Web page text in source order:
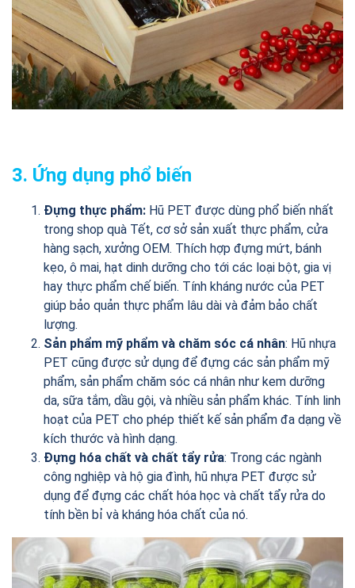
3. Ứng dụng phổ biến
Đựng thực phẩm: Hũ PET được dùng phổ biến nhất
trong shop quà Tết, cơ sở sản xuất thực phẩm, cửa
hàng sạch, xưởng OEM. Thích hợp đựng mứt, bánh
kẹo, ô mai, hạt dinh dưỡng cho tới các loại bột, gia vị
hay thực phẩm chế biến. Tính kháng nước của PET
giúp bảo quản thực phẩm lâu dài và đảm bảo chất
lượng.
Sản phẩm mỹ phẩm và chăm sóc cá nhân: Hũ nhựa
PET cũng được sử dụng để đựng các sản phẩm mỹ
phẩm, sản phẩm chăm sóc cá nhân như kem dưỡng
da, sữa tắm, dầu gội, và nhiều sản phẩm khác. Tính linh
hoạt của PET cho phép thiết kế sản phẩm đa dạng về
kích thước và hình dạng.
Đựng hóa chất và chất tẩy rửa: Trong các ngành
công nghiệp và hộ gia đình, hũ nhựa PET được sử
dụng để đựng các chất hóa học và chất tẩy rửa do
tính bền bỉ và kháng hóa chất của nó.